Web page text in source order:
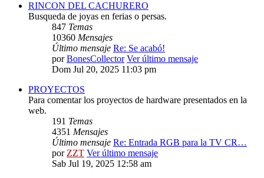
RINCON DEL CACHURERO
Busqueda de joyas en ferias o persas.
847 Temas
10360 Mensajes
Último mensaje Re: Se acabó!
porBonesCollector Ver último mensaje
Dom Jul 20, 2025 11:03 pm
PROYECTOS
Para comentar los proyectos de hardware presentados en la
web.
191 Temas
4351 Mensajes
Último mensaje Re: Entrada RGB para la TV CR…
porZZT Ver último mensaje
Sab Jul 19, 2025 12:58 am